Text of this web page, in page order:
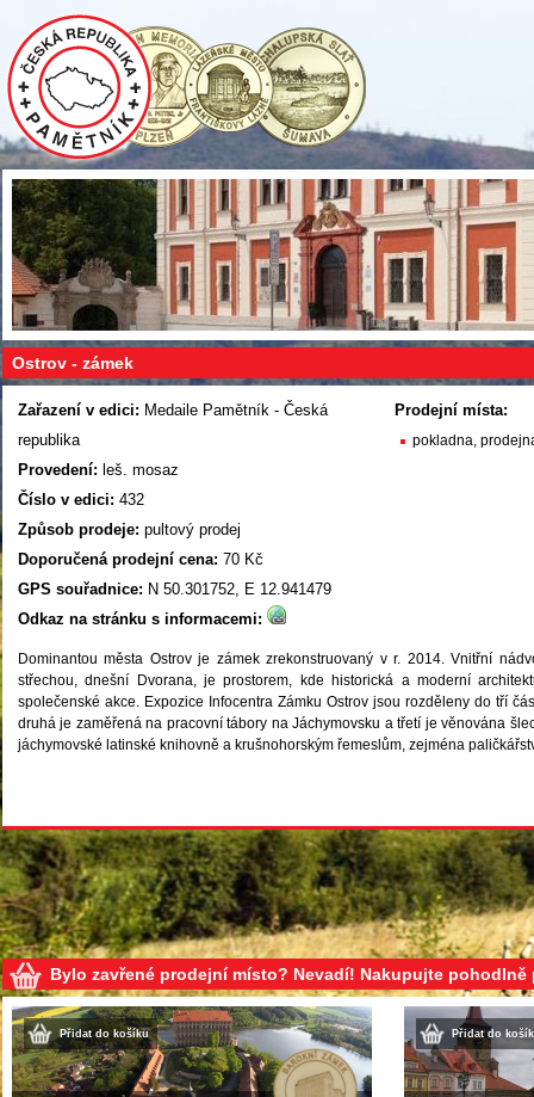
Ostrov - zámek
Zařazení v edici: Medaile Pamětník - Česká
republika
Provedení: leš. mosaz
Číslo v edici: 432
Způsob prodeje: pultový prodej
Doporučená prodejní cena: 70 Kč
GPS souřadnice: N 50.301752, E 12.941479
Odkaz na stránku s informacemi:
Prodejní místa:
pokladna,
Dominantou města Ostrov je zámek zrekonstruovaný v r. 2014. Vnitřní
střechou, dnešní Dvorana, je prostorem, kde historická a moderní
společenské akce. Expozice Infocentra Zámku Ostrov jsou rozděleny do tří
druhá je zaměřená na pracovní tábory na Jáchymovsku a třetí je věnována
jáchymovské latinské knihovně a krušnohorským řemeslům, zejména
Bylo zavřené prodejní místo? Nevadí! Nakupujte
Přidat do košíku Přidat do